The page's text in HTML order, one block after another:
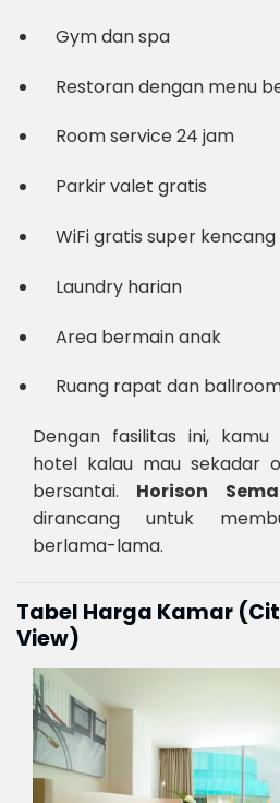
Gym dan spa
Restoran dengan menu
Room service 24 jam
Parkir valet gratis
WiFi gratis super kencang
Laundry harian
Area bermain anak
Ruang rapat dan
Dengan fasilitas ini,
hotel kalau mau sekadar
bersantai. Horison
dirancang untuk
berlama-lama.
Tabel Harga Kamar
View)